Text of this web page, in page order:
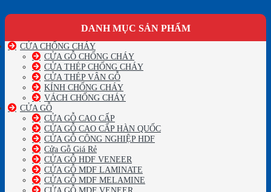
DANH MỤC SẢN PHẨM
CỬA CHỐNG CHÁY
CỬA GỖ CHỐNG CHÁY
CỬA THÉP CHỐNG CHÁY
CỬA THÉP VÂN GỖ
KÍNH CHỐNG CHÁY
VÁCH CHỐNG CHÁY
CỬA GỖ
CỬA GỖ CAO CẤP
CỬA GỖ CAO CẤP HÀN QUỐC
CỬA GỖ CÔNG NGHIỆP HDF
Cửa Gỗ Giá Rẻ
CỬA GỖ HDF VENEER
CỬA GỖ MDF LAMINATE
CỬA GỖ MDF MELAMINE